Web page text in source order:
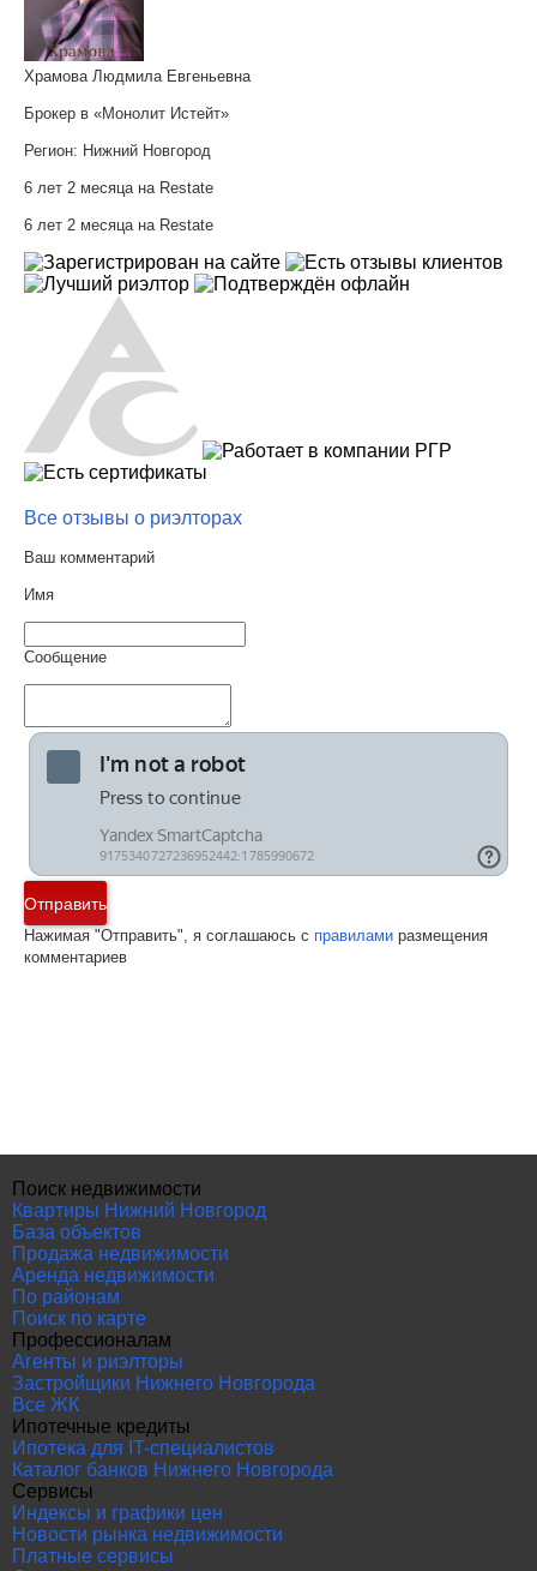
Храмова Людмила Евгеньевна
Брокер в «Монолит Истейт»
Регион: Нижний Новгород
6 лет 2 месяца на Restate
6 лет 2 месяца на Restate
Все отзывы о риэлторах
Ваш комментарий
Имя
Сообщение
Отправить
Нажимая "Отправить", я соглашаюсь с правилами размещения
комментариев
Поиск недвижимости
Квартиры Нижний Новгород
База объектов
Продажа недвижимости
Аренда недвижимости
По районам
Поиск по карте
Профессионалам
Агенты и риэлторы
Застройщики Нижнего Новгорода
Все ЖК
Ипотечные кредиты
Ипотека для IT-специалистов
Каталог банков Нижнего Новгорода
Сервисы
Индексы и графики цен
Новости рынка недвижимости
Платные сервисы